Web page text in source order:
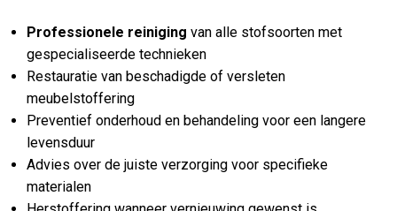
Professionele reiniging van alle stofsoorten met
gespecialiseerde technieken
Restauratie van beschadigde of versleten
meubelstoffering
Preventief onderhoud en behandeling voor een langere
levensduur
Advies over de juiste verzorging voor specifieke
materialen